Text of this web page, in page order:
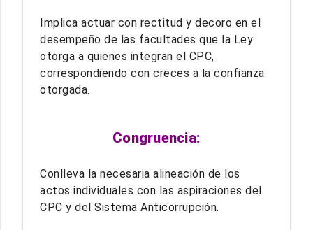
Implica actuar con rectitud y decoro en el
desempeño de las facultades que la Ley
otorga a quienes integran el CPC,
correspondiendo con creces a la confianza
otorgada.
Congruencia:
Conlleva la necesaria alineación de los
actos individuales con las aspiraciones del
CPC y del Sistema Anticorrupción.